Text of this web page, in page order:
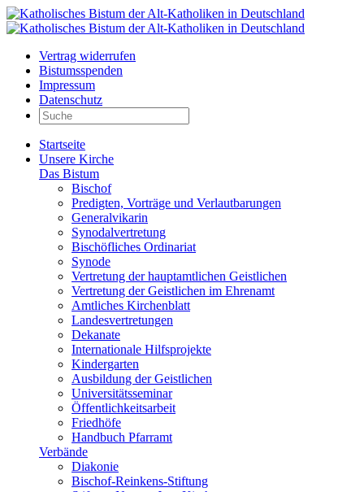
Vertrag widerrufen
Bistumsspenden
Impressum
Datenschutz
Startseite
Unsere Kirche
Das Bistum
Bischof
Predigten, Vorträge und Verlautbarungen
Generalvikarin
Synodalvertretung
Bischöfliches Ordinariat
Synode
Vertretung der hauptamtlichen Geistlichen
Vertretung der Geistlichen im Ehrenamt
Amtliches Kirchenblatt
Landesvertretungen
Dekanate
Internationale Hilfsprojekte
Kindergarten
Ausbildung der Geistlichen
Universitätsseminar
Öffentlichkeitsarbeit
Friedhöfe
Handbuch Pfarramt
Verbände
Diakonie
Bischof-Reinkens-Stiftung